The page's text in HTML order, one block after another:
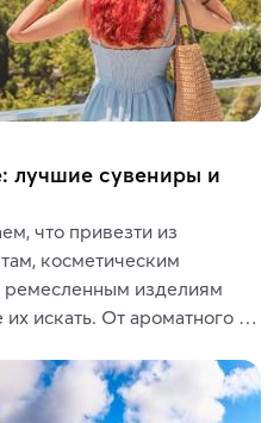
лучшие сувениры и
что привезти из
косметическим
ремесленным изделиям
их искать. От ароматного
на турецких рынках и в
близким или себе на